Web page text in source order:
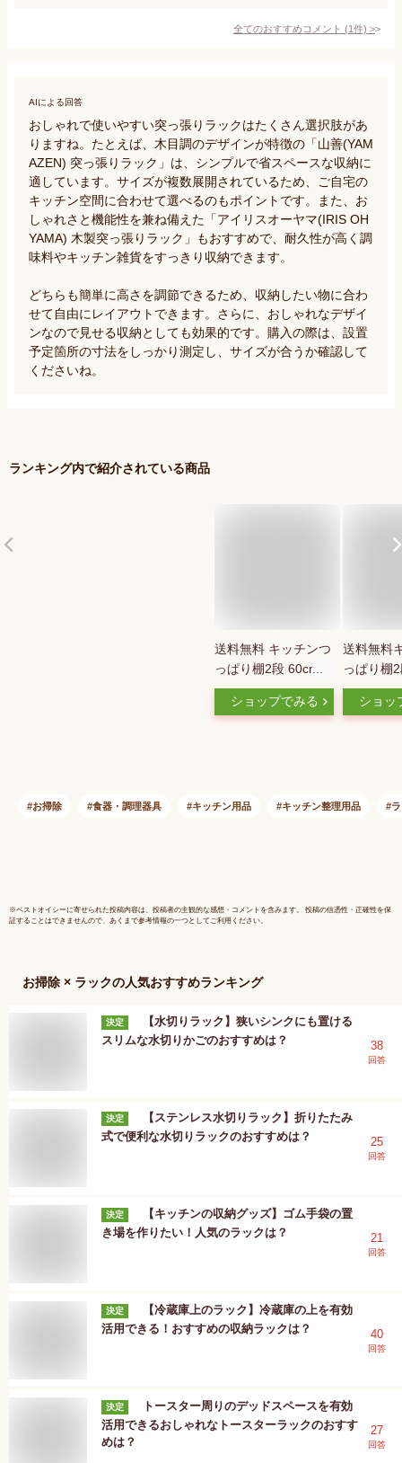
全てのおすすめコメント (1件) >
AIによる回答
おしゃれで使いやすい突っ張りラックはたくさん選択肢があ
りますね。たとえば、木目調のデザインが特徴の「山善(YAM
AZEN) 突っ張りラック」は、シンプルで省スペースな収納に
適しています。サイズが複数展開されているため、ご自宅の
キッチン空間に合わせて選べるのもポイントです。また、お
しゃれさと機能性を兼ね備えた「アイリスオーヤマ(IRIS OH
YAMA) 木製突っ張りラック」もおすすめで、耐久性が高く調
味料やキッチン雑貨をすっきり収納できます。
どちらも簡単に高さを調節できるため、収納したい物に合わ
せて自由にレイアウトできます。さらに、おしゃれなデザイ
ンなので見せる収納としても効果的です。購入の際は、設置
予定箇所の寸法をしっかり測定し、サイズが合うか確認して
くださいね。
ランキング内で紹介されている商品
送料無料 キッチンつ
っぱり棚2段 60cm
TP2-60｜取付け簡単
キッチン収納 収納棚
ク キッチン小物 キ
TAKUBO
ショップでみる
送料無料
っぱり棚
50~90cm
取付け簡
小物付き
収納 田窪
ショッ
お掃除 食器・調理器具 キッチン用品 キッチン整理用品
※ベストオイシーに寄せられた投稿内容は、投稿者の主観的な感想・コメントを含みます。 投稿の信憑性・正確性を保
証することはできませんので、あくまで参考情報の一つとしてご利用ください。
お掃除 × ラックの人気おすすめランキング
決定
【水切りラック】狭いシンクにも置ける
スリムな水切りかごのおすすめは？
38
回答
決定
【ステンレス水切りラック】折りたたみ
式で便利な水切りラックのおすすめは？
25
回答
決定
【キッチンの収納グッズ】ゴム手袋の置
き場を作りたい！人気のラックは？
21
回答
決定
【冷蔵庫上のラック】冷蔵庫の上を有効
活用できる！おすすめの収納ラックは？
40
回答
決定
トースター周りのデッドスペースを有効
活用できるおしゃれなトースターラックのおすす
めは？
27
回答